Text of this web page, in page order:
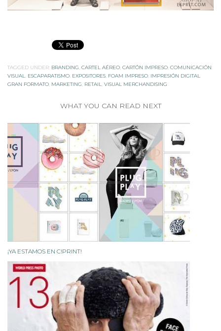
TAGGED UNDER: BRANDING CARTEL AÉREO CARTÓN IMPRESO COMUNICACIÓN
VISUAL ESCAPARATISMO EXPOSITORES FOAM IMPRESO IMPRESIÓN DIGITAL
GRAN FORMATO MARKETING RETAIL VISUAL MERCHANDISING
WHAT YOU CAN READ NEXT
¡YA ESTAMOS EN C!PRINT!